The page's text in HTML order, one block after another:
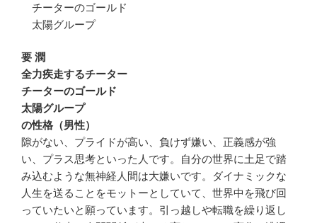
チーターのゴールド
太陽グループ
要 潤
全力疾走するチーター
チーターのゴールド
太陽グループ
の性格（男性）
隙がない、プライドが高い、負けず嫌い、正義感が強
い、プラス思考といった人です。自分の世界に土足で踏
み込むような無神経人間は大嫌いです。ダイナミックな
人生を送ることをモットーとしていて、世界中を飛び回
っていたいと願っています。引っ越しや転職を繰り返し